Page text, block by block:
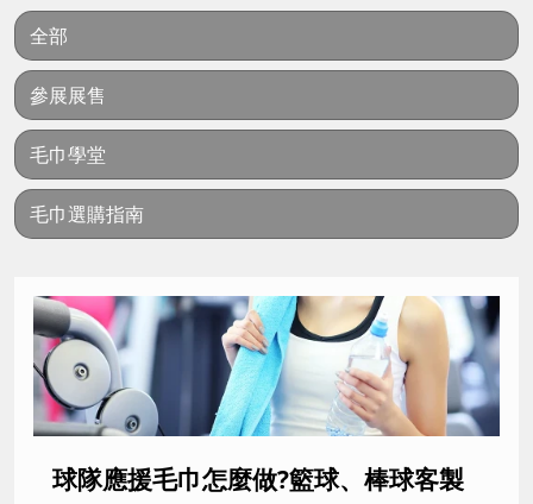
全部
參展展售
毛巾學堂
毛巾選購指南
球隊應援毛巾怎麼做?籃球、棒球客製